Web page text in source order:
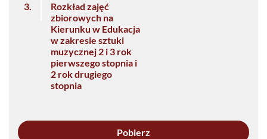
3.
Rozkład zajęć
zbiorowych na
Kierunku w Edukacja
w zakresie sztuki
muzycznej 2 i 3 rok
pierwszego stopnia i
2 rok drugiego
stopnia
Pobierz